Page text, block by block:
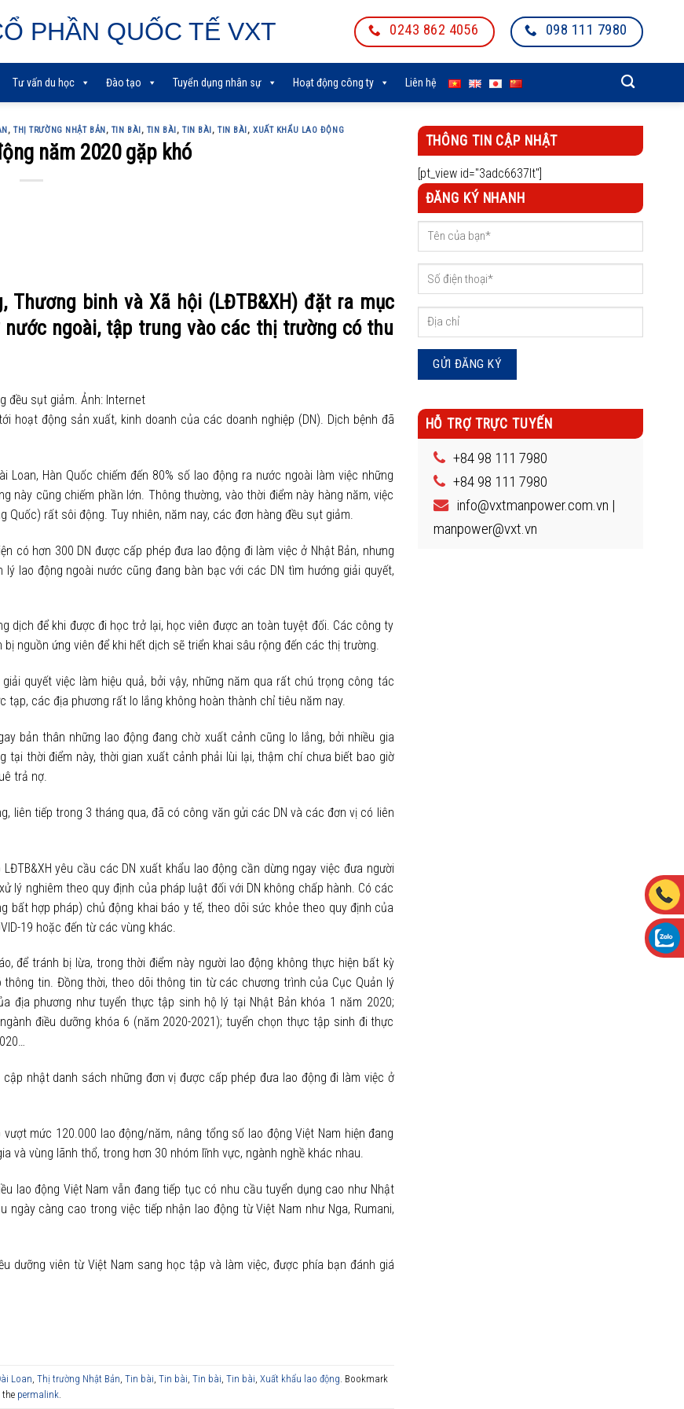
PHẦN QUỐC TẾ VXT 0243 862 4056 098 111 7980
Tư vấn du học Đào tạo Tuyển dụng nhân sự Hoạt động công ty Liên hệ
,THỊ TRƯỜNG NHẬT BẢN, TIN BÀI, TIN BÀI, TIN BÀI, TIN BÀI,XUẤT KHẨU LAO ĐỘNG
năm 2020 gặp khó
Thương binh và Xã hội (LĐTB&XH) đặt ra mục
ngoài, tập trung vào các thị trường có thu
đều sụt giảm. Ảnh: Internet
hoạt động sản xuất, kinh doanh của các doanh nghiệp (DN). Dịch bệnh đã
Hàn Quốc chiếm đến 80% số lao động ra nước ngoài làm việc những
này cũng chiếm phần lớn. Thông thường, vào thời điểm này hàng năm, việc
rất sôi động. Tuy nhiên, năm nay, các đơn hàng đều sụt giảm.
có hơn 300 DN được cấp phép đưa lao động đi làm việc ở Nhật Bản, nhưng
lao động ngoài nước cũng đang bàn bạc với các DN tìm hướng giải quyết,
dịch để khi được đi học trở lại, học viên được an toàn tuyệt đối. Các công ty
nguồn ứng viên để khi hết dịch sẽ triển khai sâu rộng đến các thị trường.
quyết việc làm hiệu quả, bởi vậy, những năm qua rất chú trọng công tác
tạp, các địa phương rất lo lắng không hoàn thành chỉ tiêu năm nay.
bản thân những lao động đang chờ xuất cảnh cũng lo lắng, bởi nhiều gia
tại thời điểm này, thời gian xuất cảnh phải lùi lại, thậm chí chưa biết bao giờ
trả nợ.
liên tiếp trong 3 tháng qua, đã có công văn gửi các DN và các đơn vị có liên
yêu cầu các DN xuất khẩu lao động cần dừng ngay việc đưa người
lý nghiêm theo quy định của pháp luật đối với DN không chấp hành. Có các
bất hợp pháp) chủ động khai báo y tế, theo dõi sức khỏe theo quy định của
19 hoặc đến từ các vùng khác.
để tránh bị lừa, trong thời điểm này người lao động không thực hiện bất kỳ
tin. Đồng thời, theo dõi thông tin từ các chương trình của Cục Quản lý
địa phương như tuyển thực tập sinh hộ lý tại Nhật Bản khóa 1 năm 2020;
điều dưỡng khóa 6 (năm 2020-2021); tuyển chọn thực tập sinh đi thực
nhật danh sách những đơn vị được cấp phép đưa lao động đi làm việc ở
mức 120.000 lao động/năm, nâng tổng số lao động Việt Nam hiện đang
và vùng lãnh thổ, trong hơn 30 nhóm lĩnh vực, ngành nghề khác nhau.
lao động Việt Nam vẫn đang tiếp tục có nhu cầu tuyển dụng cao như Nhật
càng cao trong việc tiếp nhận lao động từ Việt Nam như Nga, Rumani,
dưỡng viên từ Việt Nam sang học tập và làm việc, được phía bạn đánh giá
Loan Thị trường Nhật Bản Tin bài Tin bài Tin bài Tin bài Xuất khẩu lao động . Bookmark
the permalink.
THÔNG TIN CẬP NHẬT
[pt_view id="3adc6637lt"]
ĐĂNG KÝ NHANH
HỖ TRỢ TRỰC TUYẾN
+84 98 111 7980
+84 98 111 7980
info@vxtmanpower.com.vn |
manpower@vxt.vn